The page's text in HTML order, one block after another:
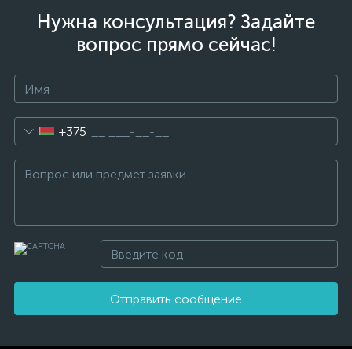
Нужна консультация? Задайте
вопрос прямо сейчас!
+375
Отправить сообщение